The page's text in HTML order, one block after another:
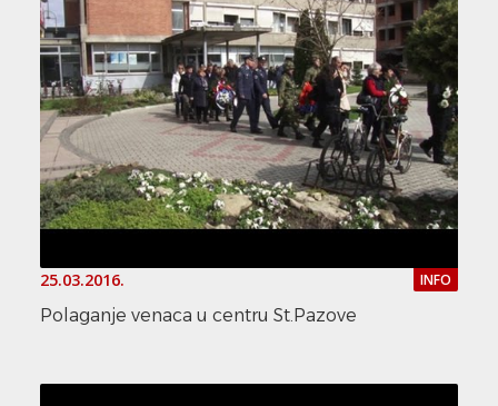
25.03.2016. INFO
Polaganje venaca u centru St.Pazove